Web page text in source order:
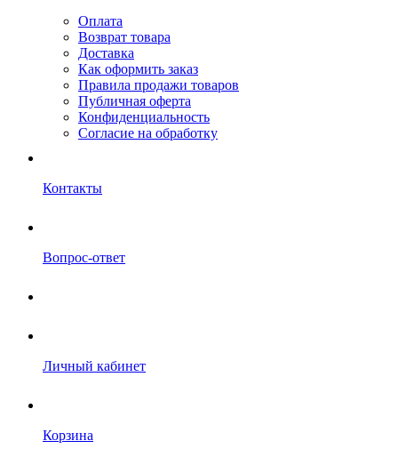
Оплата
Возврат товара
Доставка
Как оформить заказ
Правила продажи товаров
Публичная оферта
Конфиденциальность
Согласие на обработку
Контакты
Вопрос-ответ
Личный кабинет
Корзина